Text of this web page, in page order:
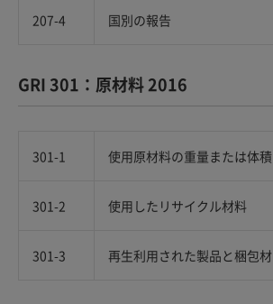
207-4 国別の報告
GRI 301：原材料 2016
301-1 使用原材料の重量または体積
301-2 使用したリサイクル材料
301-3 再生利用された製品と梱包材